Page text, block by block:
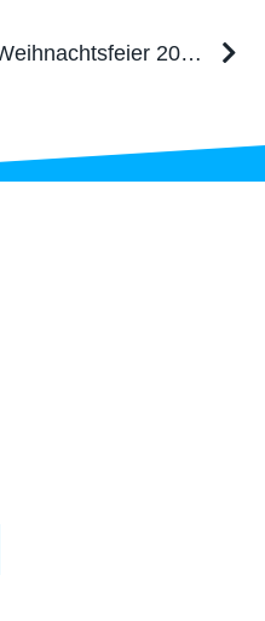
Weihnachtsfeier 2022